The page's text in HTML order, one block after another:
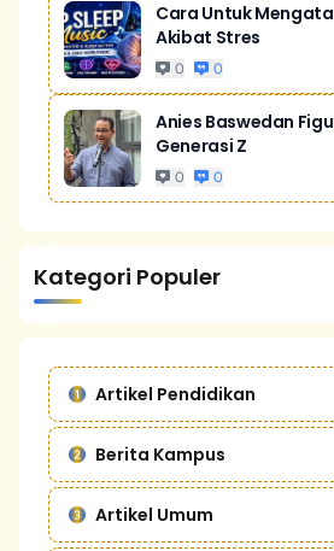
Cara Untuk
Akibat Stres
0 0
Anies Baswedan
Generasi Z
0 0
Kategori Populer
Artikel Pendidikan
Berita Kampus
Artikel Umum